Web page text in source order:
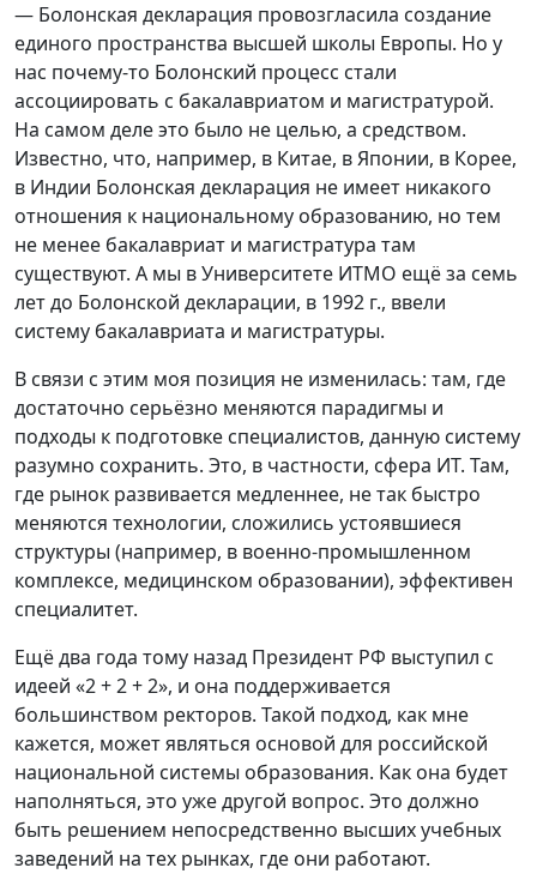
— Болонская декларация провозгласила создание
единого пространства высшей школы Европы. Но у
нас почему-то Болонский процесс стали
ассоциировать с бакалавриатом и магистратурой.
На самом деле это было не целью, а средством.
Известно, что, например, в Китае, в Японии, в Корее,
в Индии Болонская декларация не имеет никакого
отношения к национальному образованию, но тем
не менее бакалавриат и магистратура там
существуют. А мы в Университете ИТМО ещё за семь
лет до Болонской декларации, в 1992 г., ввели
систему бакалавриата и магистратуры.
В связи с этим моя позиция не изменилась: там, где
достаточно серьёзно меняются парадигмы и
подходы к подготовке специалистов, данную систему
разумно сохранить. Это, в частности, сфера ИТ. Там,
где рынок развивается медленнее, не так быстро
меняются технологии, сложились устоявшиеся
структуры (например, в военно-промышленном
комплексе, медицинском образовании), эффективен
специалитет.
Ещё два года тому назад Президент РФ выступил с
идеей «2 + 2 + 2», и она поддерживается
большинством ректоров. Такой подход, как мне
кажется, может являться основой для российской
национальной системы образования. Как она будет
наполняться, это уже другой вопрос. Это должно
быть решением непосредственно высших учебных
заведений на тех рынках, где они работают.